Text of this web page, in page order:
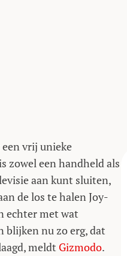
vrij unieke
zowel een handheld als
aan kunt sluiten,
de los te halen Joy-
echter met wat
blijken nu zo erg, dat
meldt Gizmodo.